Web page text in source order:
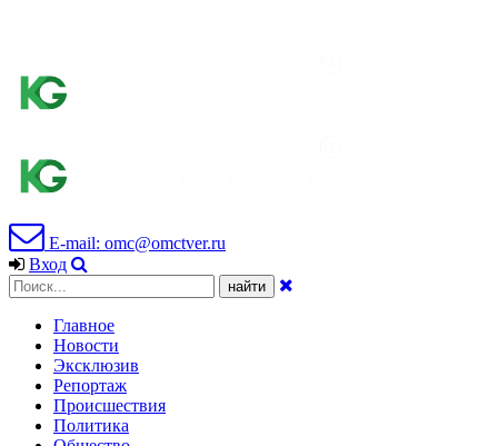
E-mail: omc@omctver.ru
Вход
Главное
Новости
Эксклюзив
Репортаж
Происшествия
Политика